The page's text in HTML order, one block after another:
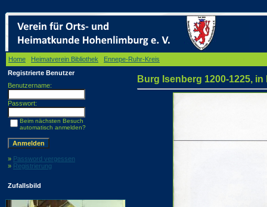
Home Heimatverein Bibliothek Ennepe-Ruhr-Kreis
Registrierte Benutzer
Benutzername:
Passwort:
Beim nächsten Besuch
automatisch anmelden?
» Password vergessen
» Registrierung
Zufallsbild
Burg Isenberg 1200-1225,